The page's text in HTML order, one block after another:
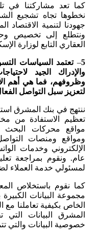
كما تعد مشاركتنا في
نخطوها تجاه تشجيع
جهودنا لتنمية
ونتطلع إلى تخصيص
العقاري التابع لوزارة
5
–تعتمد السياسات
والإدراك الجيد
وظروفهم، فما هي أهم
لتعزيز سبل التواصل
ننتهج في بنك المشرق
تعظيم الاستفادة من
مواقع محركات البحث
ومواقع ومنصات
الإلكتروني وخدمات
عام. ونقوم بمراجعة
لمسئولي خدمة العملاء
كما نقوم باستخلاص
مجموعة البيانات
الخاص بكيفية تعاملنا
المشرق البيانات التي
خصوصية البيانات والتي